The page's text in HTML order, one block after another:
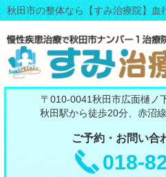
秋田市の整体なら【すみ治療院】
〒010-0041秋田市広面樋ノ
秋田駅から徒歩20分、赤沼
ご予約・お問い合
018-